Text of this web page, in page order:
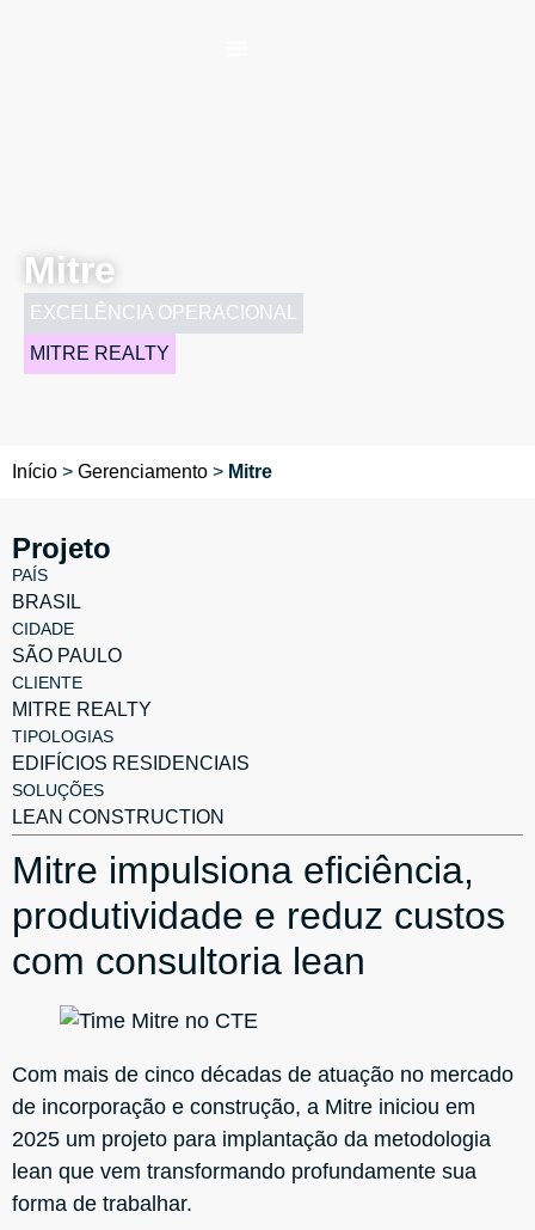
Mitre
EXCELÊNCIA OPERACIONAL
MITRE REALTY
Início > Gerenciamento > Mitre
Projeto
PAÍS
BRASIL
CIDADE
SÃO PAULO
CLIENTE
MITRE REALTY
TIPOLOGIAS
EDIFÍCIOS RESIDENCIAIS
SOLUÇÕES
LEAN CONSTRUCTION
Mitre impulsiona eficiência,
produtividade e reduz custos
com consultoria lean
Com mais de cinco décadas de atuação no mercado
de incorporação e construção, a Mitre iniciou em
2025 um projeto para implantação da metodologia
lean que vem transformando profundamente sua
forma de trabalhar.